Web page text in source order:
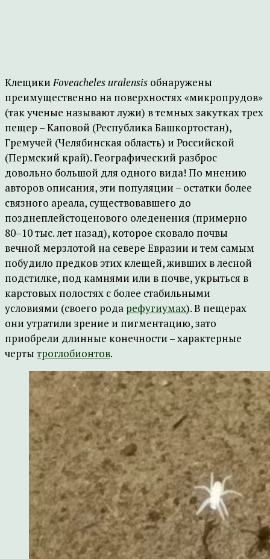
КлещикиFoveacheles uralensis обнаружены
преимущественно на поверхностях «микропрудов»
(так ученые называют лужи) в темных закутках трех
пещер – Каповой (Республика Башкортостан),
Гремучей (Челябинская область) и Российской
(Пермский край). Географический разброс
довольно большой для одного вида! По мнению
авторов описания, эти популяции – остатки более
связного ареала, существовавшего до
позднеплейстоценового оледенения (примерно
80–10 тыс. лет назад), которое сковало почвы
вечной мерзлотой на севере Евразии и тем самым
побудило предков этих клещей, живших в лесной
подстилке, под камнями или в почве, укрыться в
карстовых полостях с более стабильными
условиями (своего рода рефугиумах). В пещерах
они утратили зрение и пигментацию, зато
приобрели длинные конечности – характерные
черты троглобионтов.